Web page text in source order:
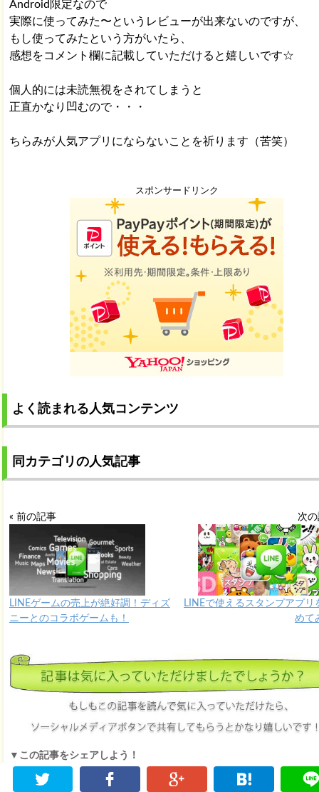
Android限定なので
実際に使ってみた〜というレビューが出来ないのですが、
もし使ってみたという方がいたら、
感想をコメント欄に記載していただけると嬉しいです☆
個人的には未読無視をされてしまうと
正直かなり凹むので・・・
ちらみが人気アプリにならないことを祈ります（苦笑）
スポンサードリンク
よく読まれる人気コンテンツ
同カテゴリの人気記事
« 前の記事
LINEゲームの売上が絶好調！ディズ
ニーとのコラボゲームも！
次
LINEで使えるスタンプアプリ
めて
▼この記事をシェアしよう！